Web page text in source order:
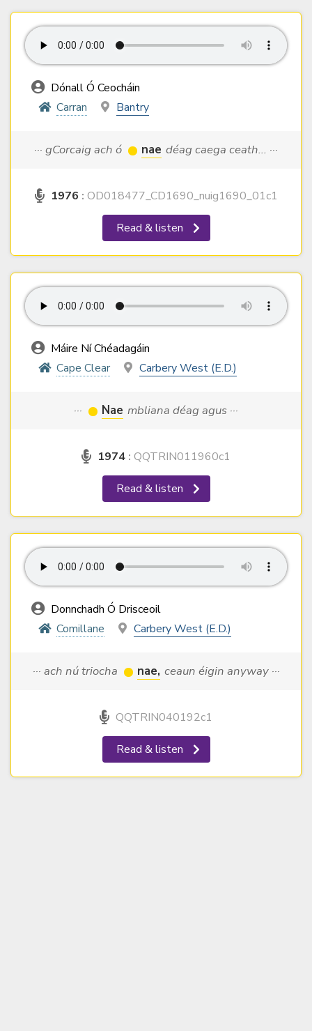
Dónall Ó Ceocháin
Carran
Bantry
··· gCorcaig ach ó nae déag caega ceath... ···
1976 : OD018477_CD1690_nuig1690_01c1
Read & listen
Máire Ní Chéadagáin
Cape Clear
Carbery West (E.D.)
··· Nae mbliana déag agus ···
1974 : QQTRIN011960c1
Read & listen
Donnchadh Ó Drisceoil
Comillane
Carbery West (E.D.)
··· ach nú triocha nae, ceaun éigin anyway ···
QQTRIN040192c1
Read & listen